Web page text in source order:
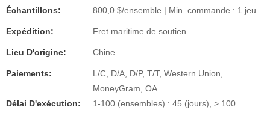
Échantillons: 800,0 $/ensemble | Min. commande : 1 jeu
Expédition: Fret maritime de soutien
Lieu D'origine: Chine
Paiements:
L/C, D/A, D/P, T/T, Western Union,
MoneyGram, OA
Délai D'exécution:
1-100 (ensembles) : 45 (jours), > 100